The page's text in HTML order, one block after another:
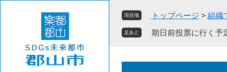
現在地 トップページ > 組織
足あと 期日前投票に行く予